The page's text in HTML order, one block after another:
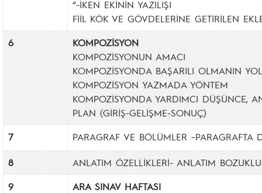
“-İKEN EKİNİN YAZILIŞI
FİİL KÖK VE GÖVDELERİNE GETİRİLEN
6
KOMPOZİSYON
KOMPOZİSYONUN AMACI
KOMPOZİSYONDA BAŞARILI OLMANIN
KOMPOZİSYON YAZMADA YÖNTEM
KOMPOZİSYONDA YARDIMCI DÜŞÜNCE,
PLAN (GİRİŞ-GELİŞME-SONUÇ)
7
PARAGRAF VE BÖLÜMLER –PARAGRAFTA
8
ANLATIM ÖZELLİKLERİ- ANLATIM
9
ARA SINAV HAFTASI